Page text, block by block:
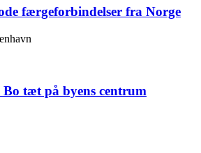
færgeforbindelser fra Norge
tæt på byens centrum